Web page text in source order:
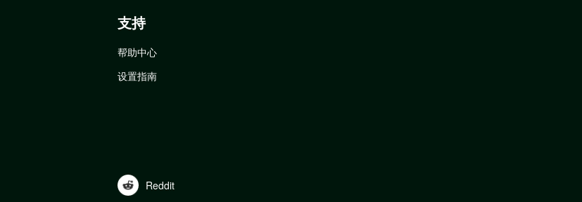
支持
帮助中心
设置指南
Reddit